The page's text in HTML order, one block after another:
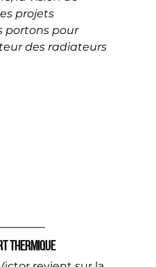
projets
portons pour
des radiateurs
thermique